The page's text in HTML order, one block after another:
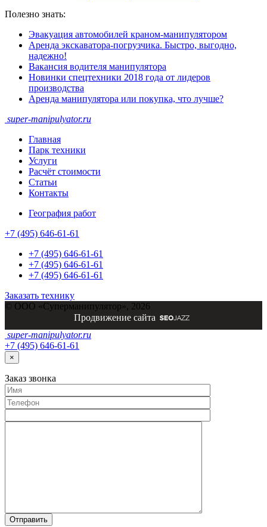
Полезно знать:
Эвакуация автомобилей краном-манипулятором
Аренда экскаватора-погрузчика. Быстро, выгодно,
надежно!
Вакансия водителя манипулятора
Новинки спецтехники 2018 года от лидеров
производства
Аренда манипулятора или покупка, что лучше?
super-manipulyator.ru
Главная
Парк техники
Услуги
Расчёт стоимости
Статьи
Контакты
География работ
+7 (495) 646-61-61
+7 (495) 646-61-61
+7 (495) 646-61-61
+7 (495) 646-61-61
Заказать технику
© ООО «Суперманипулятор», 2026
Продвижение сайта
super-manipulyator.ru
+7 (495) 646-61-61
×
Заказ звонка